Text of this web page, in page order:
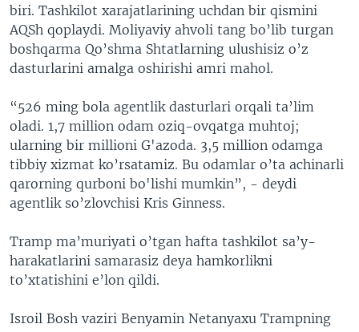
biri. Tashkilot xarajatlarining uchdan bir qismini
AQSh qoplaydi. Moliyaviy ahvoli tang bo’lib turgan
boshqarma Qo’shma Shtatlarning ulushisiz o’z
dasturlarini amalga oshirishi amri mahol.
“526 ming bola agentlik dasturlari orqali ta’lim
oladi. 1,7 million odam oziq-ovqatga muhtoj;
ularning bir millioni G'azoda. 3,5 million odamga
tibbiy xizmat ko’rsatamiz. Bu odamlar o’ta achinarli
qarorning qurboni bo'lishi mumkin”, - deydi
agentlik so’zlovchisi Kris Ginness.
Tramp ma’muriyati o’tgan hafta tashkilot sa’y-
harakatlarini samarasiz deya hamkorlikni
to’xtatishini e’lon qildi.
Isroil Bosh vaziri Benyamin Netanyaxu Trampning